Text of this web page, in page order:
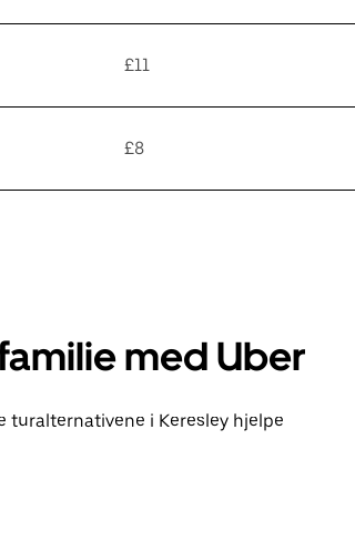
£11
£8
med Uber
turalternativene i Keresley hjelpe